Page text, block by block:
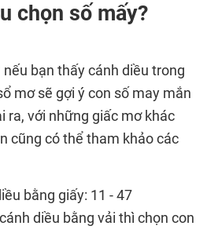
chọn số mấy?
bạn thấy cánh diều trong
mơ sẽ gợi ý con số may mắn
ra, với những giấc mơ khác
cũng có thể tham khảo các
bằng giấy: 11 - 47
diều bằng vải thì chọn con